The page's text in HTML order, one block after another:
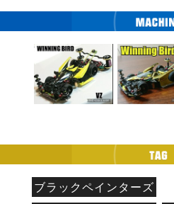
ブラックペインターズ